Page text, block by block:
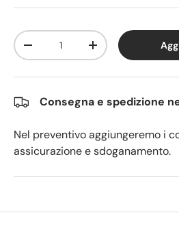
Q.tà
Diminuire la quantitàAumenta la
Consegna e spedizione
Nel preventivo aggiungeremo i
assicurazione e sdoganamento.